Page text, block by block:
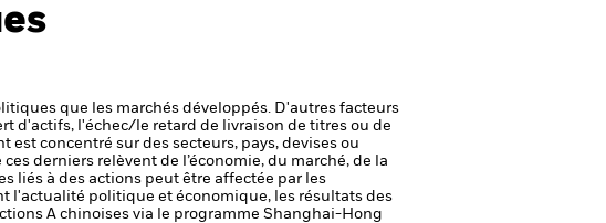
que les marchés développés. D'autres facteurs
d'actifs, l'échec/le retard de livraison de titres ou de
est concentré sur des secteurs, pays, devises ou
derniers relèvent de l’économie, du marché, de la
liés à des actions peut être affectée par les
l'actualité politique et économique, les résultats des
A chinoises via le programme Shanghai-Hong